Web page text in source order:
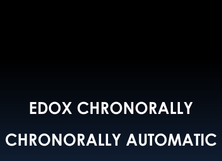
EDOX CHRONORALLY
CHRONORALLY AUTOMATIC